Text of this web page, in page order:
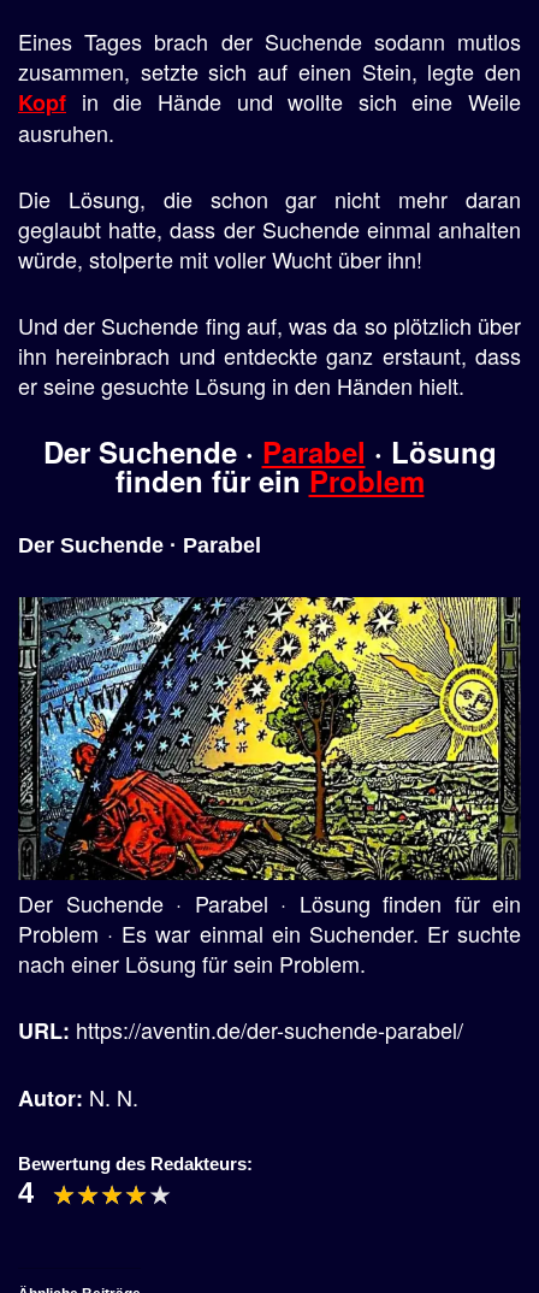
Eines Tages brach der Suchende sodann mutlos
zusammen, setzte sich auf einen Stein, legte den
Kopf in die Hände und wollte sich eine Weile
ausruhen.
Die Lösung, die schon gar nicht mehr daran
geglaubt hatte, dass der Suchende einmal anhalten
würde, stolperte mit voller Wucht über ihn!
Und der Suchende fing auf, was da so plötzlich über
ihn hereinbrach und entdeckte ganz erstaunt, dass
er seine gesuchte Lösung in den Händen hielt.
Der Suchende · Parabel · Lösung
finden für einProblem
Der Suchende · Parabel
Der Suchende · Parabel · Lösung finden für ein
Problem · Es war einmal ein Suchender. Er suchte
nach einer Lösung für sein Problem.
URL: https://aventin.de/der-suchende-parabel/
Autor: N. N.
Bewertung des Redakteurs:
4